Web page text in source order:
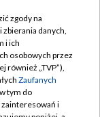
zgody na
danych,
i ich
osobowych przez
również „TVP”),
Zaufanych
tym do
i